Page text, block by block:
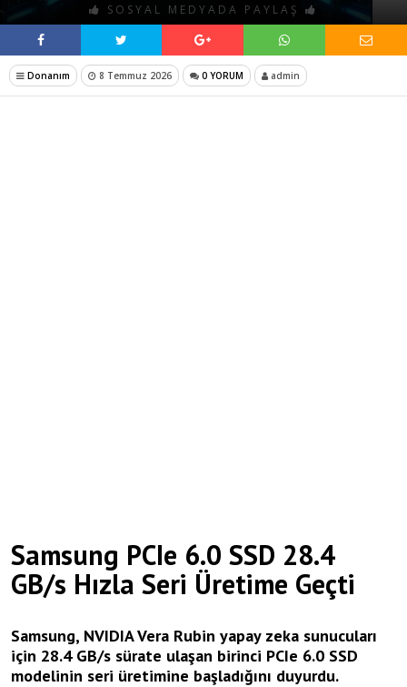
SOSYAL MEDYADA PAYLAŞ
Donanım 8 Temmuz 2026 0 YORUM admin
Samsung PCIe 6.0 SSD 28.4
GB/s Hızla Seri Üretime Geçti
Samsung, NVIDIA Vera Rubin yapay zeka sunucuları
için 28.4 GB/s sürate ulaşan birinci PCIe 6.0 SSD
modelinin seri üretimine başladığını duyurdu.